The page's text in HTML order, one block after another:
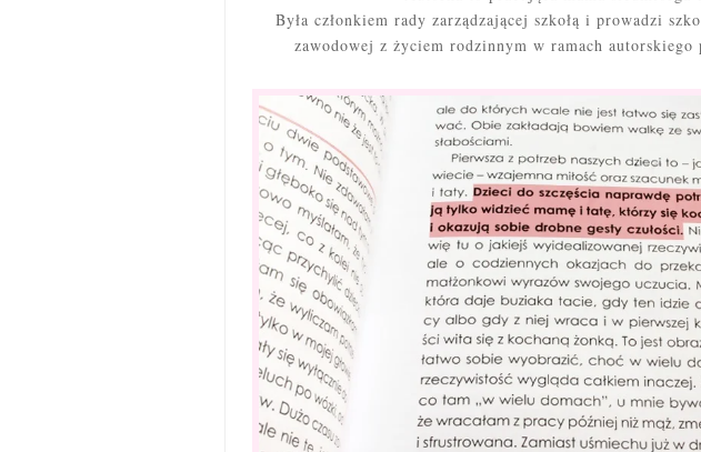
Była członkiem rady zarządzającej szkołą i prowadzi
zawodowej z życiem rodzinnym w ramach autorskiego